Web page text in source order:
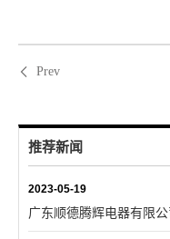
Prev
推荐新闻
2023-05-19
广东顺德腾辉电器有限